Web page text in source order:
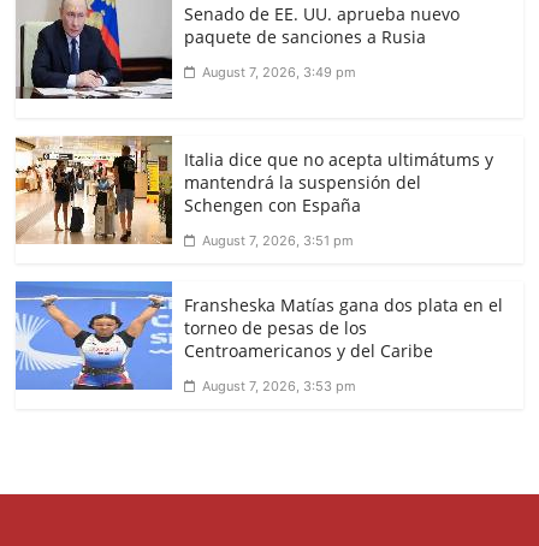
Senado de EE. UU. aprueba nuevo
paquete de sanciones a Rusia
August 7, 2026, 3:49 pm
Italia dice que no acepta ultimátums y
mantendrá la suspensión del
Schengen con España
August 7, 2026, 3:51 pm
Fransheska Matías gana dos plata en el
torneo de pesas de los
Centroamericanos y del Caribe
August 7, 2026, 3:53 pm